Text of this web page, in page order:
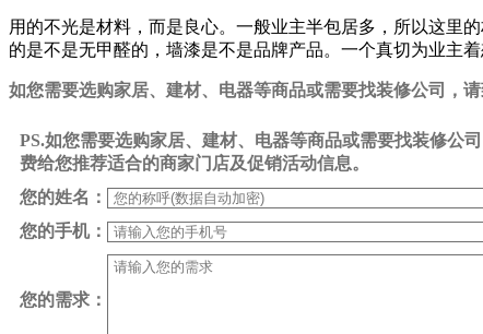
用的不光是材料，而是良心。一般业主半包居多，所以这里
的是不是无甲醛的，墙漆是不是品牌产品。一个真切为业主
如您需要选购家居、建材、电器等商品或需要找装修公司，
PS.如您需要选购家居、建材、电器等商品或需要找装修公
费给您推荐适合的商家门店及促销活动信息。
您的姓名：
您的手机：
您的需求：